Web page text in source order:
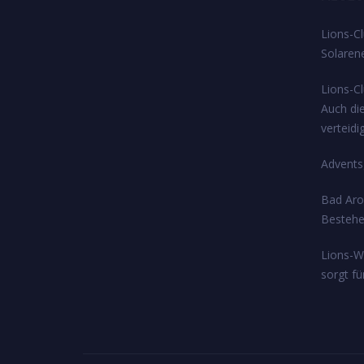
Lions-
Lions-
Auch
Bad
Lions-
sorgt